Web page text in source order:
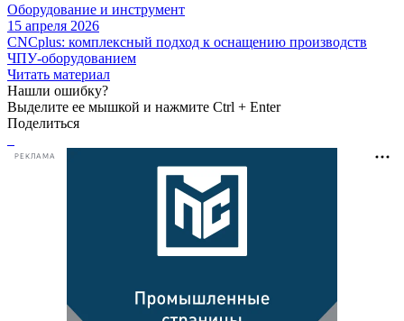
Оборудование и инструмент
15 апреля 2026
CNCplus: комплексный подход к оснащению производств
ЧПУ-оборудованием
Читать материал
Нашли ошибку?
Выделите ее мышкой и нажмите Ctrl + Enter
Поделиться
РЕКЛАМА